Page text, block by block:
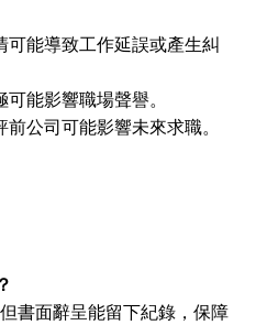
可能導致工作延誤或產生糾
可能影響職場聲譽。
前公司可能影響未來求職。
書面辭呈能留下紀錄，保障